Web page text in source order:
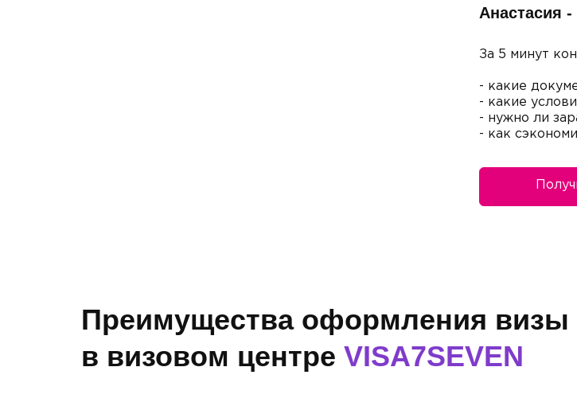
Анастасия
За 5 минут
- какие
- какие
- нужно ли
- как
Преимущества оформления
в визовом центре VISA7SEVEN